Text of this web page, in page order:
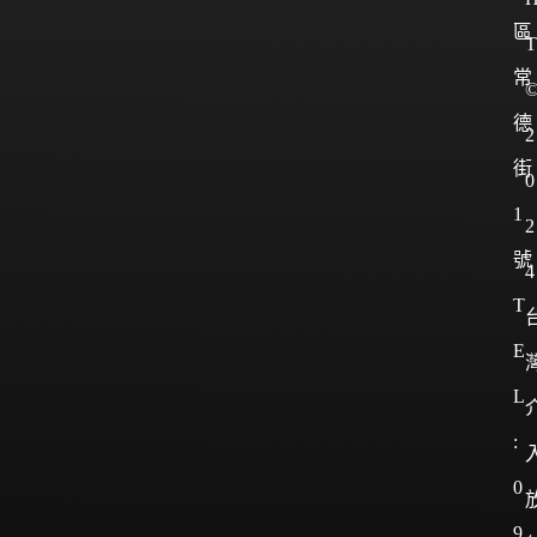
區
常
德
街
1
號
T
E
L
:
0
9
T
2
0
2
4